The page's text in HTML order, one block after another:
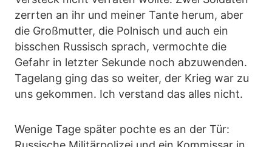
zerrten an ihr und meiner Tante herum, aber
die Großmutter, die Polnisch und auch ein
bisschen Russisch sprach, vermochte die
Gefahr in letzter Sekunde noch abzuwenden.
Tagelang ging das so weiter, der Krieg war zu
uns gekommen. Ich verstand das alles nicht.
Wenige Tage später pochte es an der Tür: